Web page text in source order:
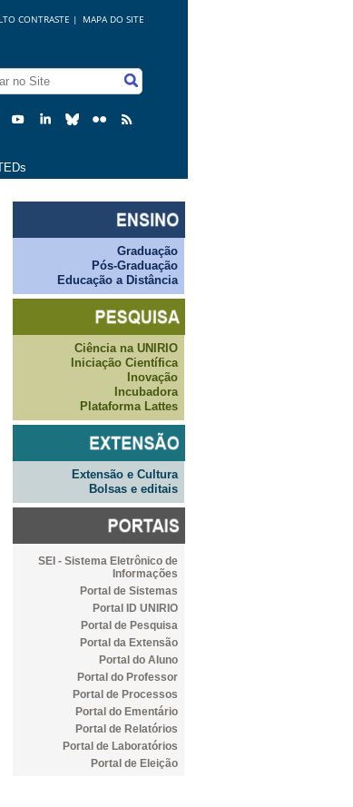
MAPA DO SITE
CONTRASTE |
Graduação
Pós-Graduação
Educação a Distância
Ciência na UNIRIO
Iniciação Científica
Inovação
Incubadora
Plataforma Lattes
Extensão e Cultura
Bolsas e editais
SEI - Sistema Eletrônico de
Informações
Portal de Sistemas
Portal ID UNIRIO
Portal de Pesquisa
Portal da Extensão
Portal do Aluno
Portal do Professor
Portal de Processos
Portal do Ementário
Portal de Relatórios
Portal de Laboratórios
Portal de Eleição